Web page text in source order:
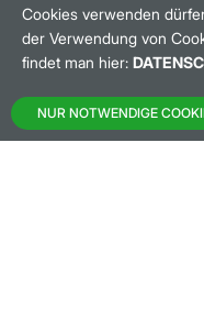
HÄUFIG GESUCHT:
Cookies verwenden
der Verwendung von
findet man hier:
NUR NOTWENDIGE